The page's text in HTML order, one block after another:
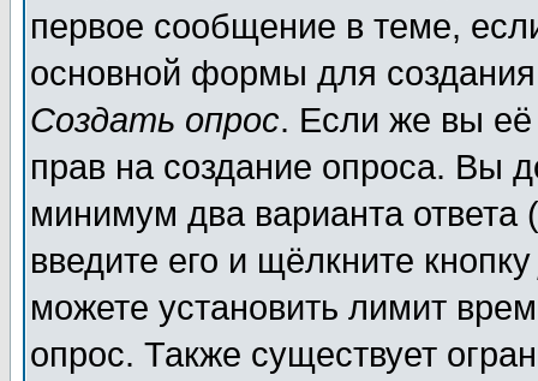
первое сообщение в теме,
основной формы для
Создать опрос. Если же вы её
прав на создание опроса. Вы
минимум два варианта ответа
введите его и щёлкните
можете установить лимит
опрос. Также существует